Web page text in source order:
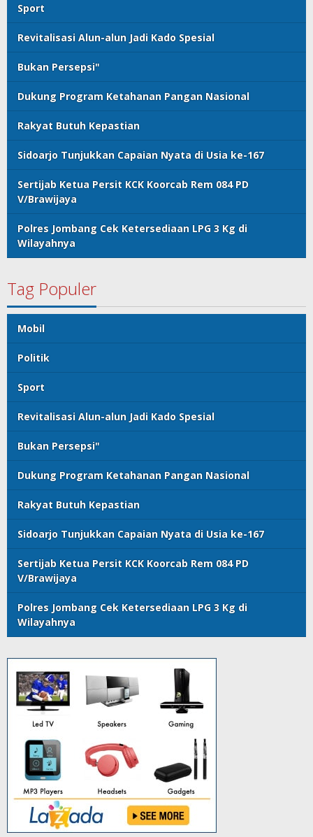
Sport
Revitalisasi Alun-alun Jadi Kado Spesial
Bukan Persepsi"
Dukung Program Ketahanan Pangan Nasional
Rakyat Butuh Kepastian
Sidoarjo Tunjukkan Capaian Nyata di Usia ke-167
Sertijab Ketua Persit KCK Koorcab Rem 084 PD
V/Brawijaya
Polres Jombang Cek Ketersediaan LPG 3 Kg di
Wilayahnya
Tag Populer
Mobil
Politik
Sport
Revitalisasi Alun-alun Jadi Kado Spesial
Bukan Persepsi"
Dukung Program Ketahanan Pangan Nasional
Rakyat Butuh Kepastian
Sidoarjo Tunjukkan Capaian Nyata di Usia ke-167
Sertijab Ketua Persit KCK Koorcab Rem 084 PD
V/Brawijaya
Polres Jombang Cek Ketersediaan LPG 3 Kg di
Wilayahnya